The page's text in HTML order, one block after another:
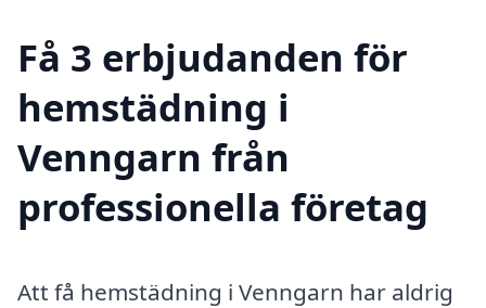
Få 3 erbjudanden för
hemstädning i
Venngarn från
professionella företag
Att få hemstädning i Venngarn har aldrig